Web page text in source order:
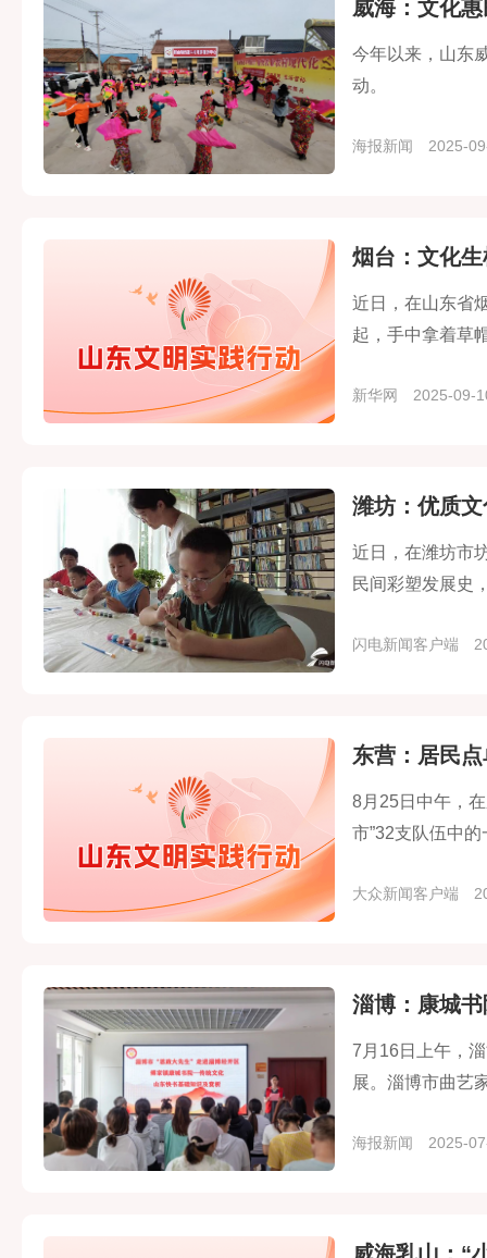
威海：文化
今年以来，山东
动。
海报新闻 2025-
烟台：文化
近日，在山东省
起，手中拿着草
新华网 2025-09-
潍坊：优质
近日，在潍坊市
民间彩塑发展史
闪电新闻客户端
东营：居民
8月25日中午，
市”32支队伍中的
大众新闻客户端
淄博：康城
7月16日上午，
展。淄博市曲艺
海报新闻 2025-